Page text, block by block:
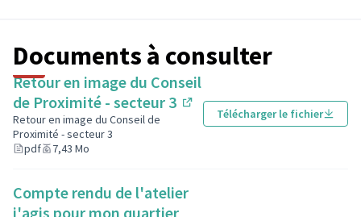
Documents à consulter
Retour en image du Conseil
de Proximité - secteur 3
(S'ouvre dans un nouvel
Retour en image du Conseil de
Proximité - secteur 3
pdf
7,43 Mo
Télécharger le fichier
Compte rendu de l'atelier
j'agis pour mon quartier